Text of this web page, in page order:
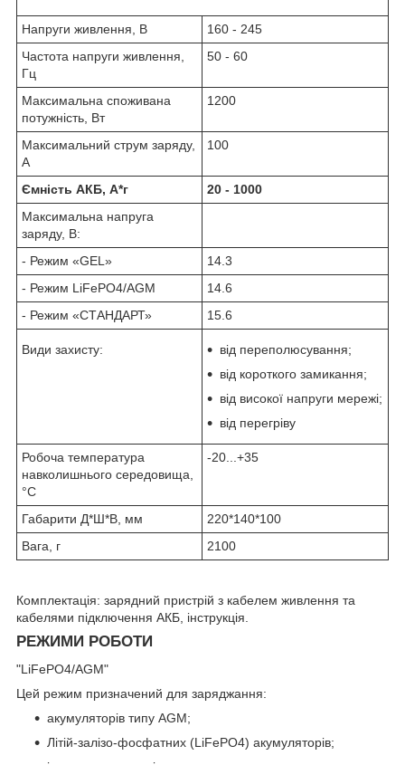
Напруги живлення, В
160 - 245
Частота напруги живлення,
Гц
50 - 60
Максимальна споживана
потужність, Вт
1200
Максимальний струм заряду,
А
100
Ємність АКБ, А*г
20 - 1000
Максимальна напруга
заряду, В:
- Режим «GEL»
14.3
- Режим LiFePO4/AGM
14.6
- Режим «СТАНДАРТ»
15.6
Види захисту:
від переполюсування;
від короткого замикання;
від високої напруги мережі;
від перегріву
Робоча температура
навколишнього середовища,
°С
-20...+35
Габарити Д*Ш*В, мм
220*140*100
Вага, г
2100
Комплектація: зарядний пристрій з кабелем живлення та
кабелями підключення АКБ, інструкція.
РЕЖИМИ РОБОТИ
"LiFePO4/AGM"
Цей режим призначений для заряджання:
акумуляторів типу AGM;
Літій-залізо-фосфатних (LiFePO4) акумуляторів;